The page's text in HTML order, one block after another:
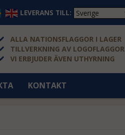
LEVERANS TILL:
ALLA NATIONSFLAGGOR I LAGER
TILLVERKNING AV LOGOFLAGGOR
VI ERBJUDER ÄVEN UTHYRNING
KONTAKT